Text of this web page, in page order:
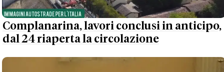
Complanarina, lavori conclusi in anticipo,
dal 24 riaperta la circolazione